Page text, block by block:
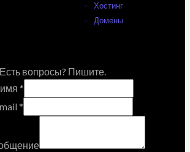
Хостинг
Домены
Есть вопросы? Пишите.
*
*